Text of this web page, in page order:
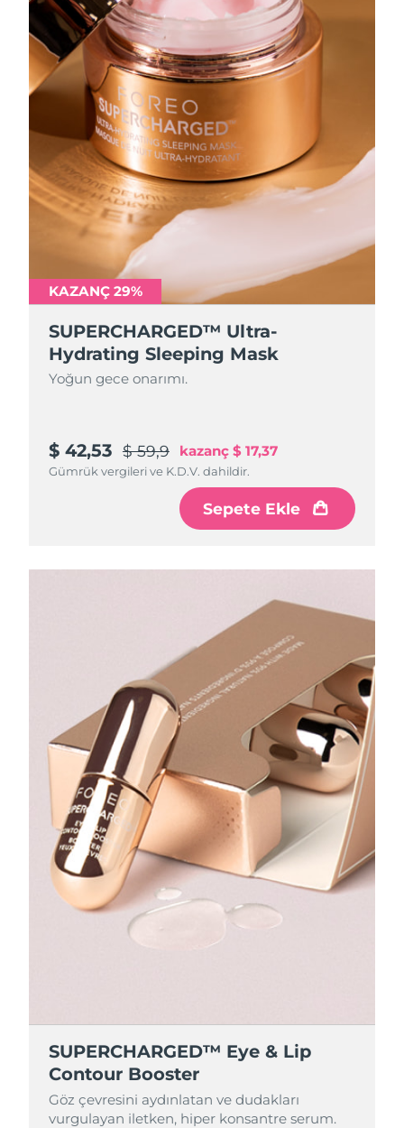
KAZANÇ 29%
SUPERCHARGED™ Ultra-
Hydrating Sleeping Mask
Yoğun gece onarımı.
$ 42,53 $ 59,9 kazanç $ 17,37
Gümrük vergileri ve K.D.V. dahildir.
Sepete Ekle
SUPERCHARGED™ Eye & Lip
Contour Booster
Göz çevresini aydınlatan ve dudakları
vurgulayan iletken, hiper konsantre serum.